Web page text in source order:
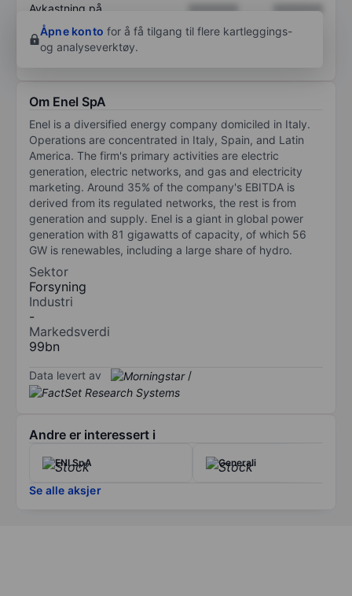
Avkastning på
egenkapital
XXXXXXX
XXXXXXX
Åpne konto for å få tilgang til flere kartleggings-
og analyseverktøy.
Om Enel SpA
Enel is a diversified energy company domiciled in Italy.
Operations are concentrated in Italy, Spain, and Latin
America. The firm's primary activities are electric
generation, electric networks, and gas and electricity
marketing. Around 35% of the company's EBITDA is
derived from its regulated networks, the rest is from
generation and supply. Enel is a giant in global power
generation with 81 gigawatts of capacity, of which 56
GW is renewables, including a large share of hydro.
Sektor
Forsyning
Industri
-
Markedsverdi
99bn
Data levert av /
Andre er interessert i
ENI SpA Generali
Se alle aksjer